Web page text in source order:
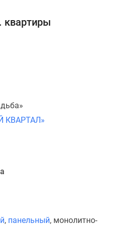
квартиры
КВАРТАЛ»
, панельный, монолитно-